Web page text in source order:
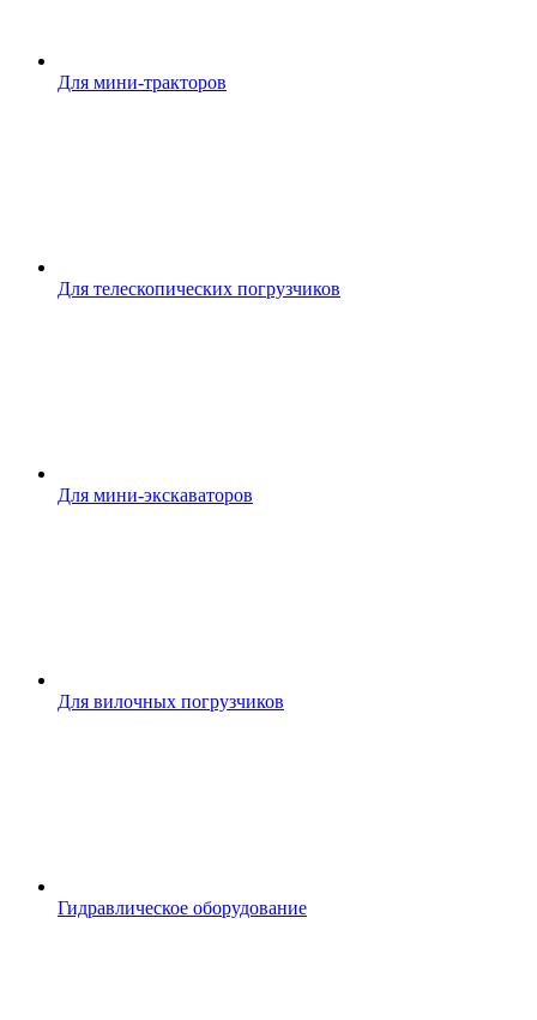
Для мини-тракторов
Для телескопических погрузчиков
Для мини-экскаваторов
Для вилочных погрузчиков
Гидравлическое оборудование